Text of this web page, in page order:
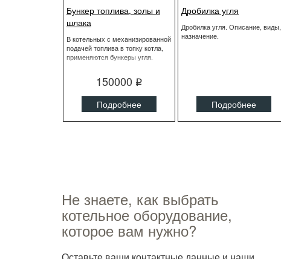
Бункер топлива, золы и
шлака
В котельных с механизированной
подачей топлива в топку котла,
применяются бункеры угля.
150000 q
Подробнее
Дробилка угля
Дробилка угля. Описание, виды,
назначение.
Подробнее
Не знаете, как выбрать
котельное оборудование,
которое вам нужно?